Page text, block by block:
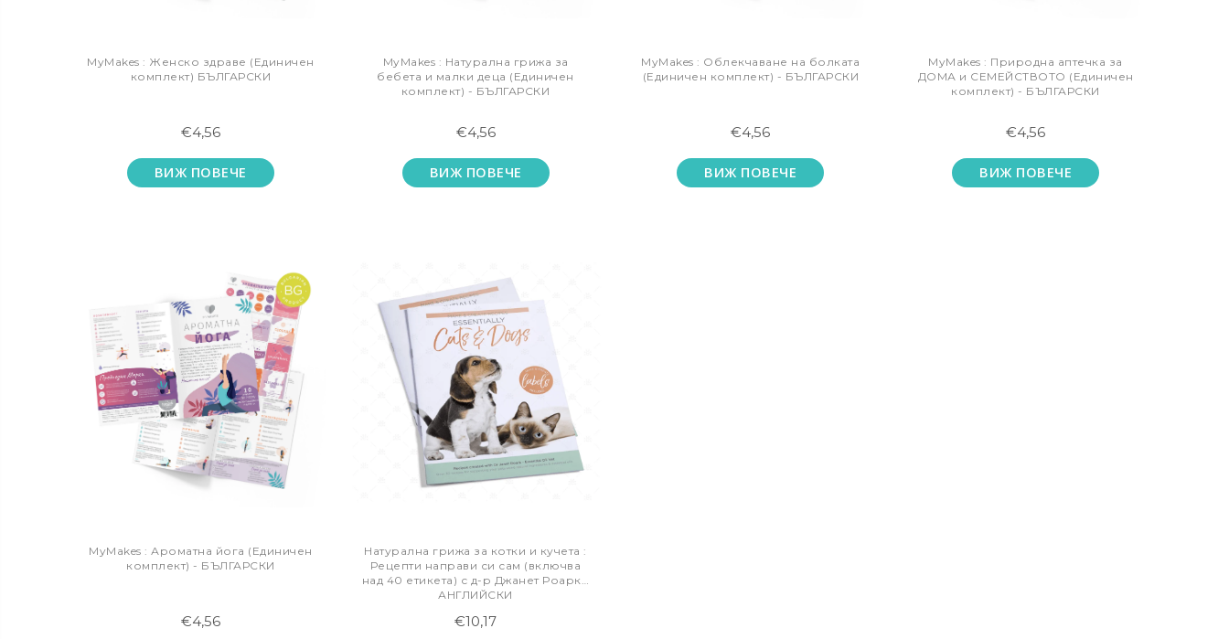
MyMakes : Женско здраве (Единичен
комплект) БЪЛГАРСКИ
€4,56
ВИЖ ПОВЕЧЕ
MyMakes : Натурална грижа за
бебета и малки деца (Единичен
комплект) - БЪЛГАРСКИ
€4,56
ВИЖ ПОВЕЧЕ
MyMakes : Облекчаване на болката
(Единичен комплект) - БЪЛГАРСКИ
€4,56
ВИЖ ПОВЕЧЕ
MyMakes : Природна аптечка за
ДОМА и СЕМЕЙСТВОТО (Единичен
комплект) - БЪЛГАРСКИ
€4,56
ВИЖ ПОВЕЧЕ
MyMakes : Ароматна йога (Единичен
комплект) - БЪЛГАРСКИ
€4,56
Натурална грижа за котки и кучета :
Рецепти направи си сам (включва
над 40 етикета) с д-р Джанет Роарк -
АНГЛИЙСКИ
€10,17